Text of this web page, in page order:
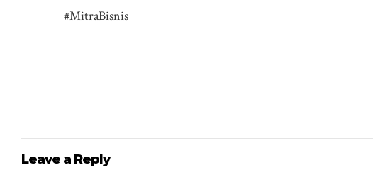
#MitraBisnis
Leave a Reply